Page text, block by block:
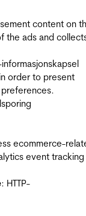
content on
the ads and
informasjonskapsel
order to present
ecommerce-
event tracking
: HTTP-